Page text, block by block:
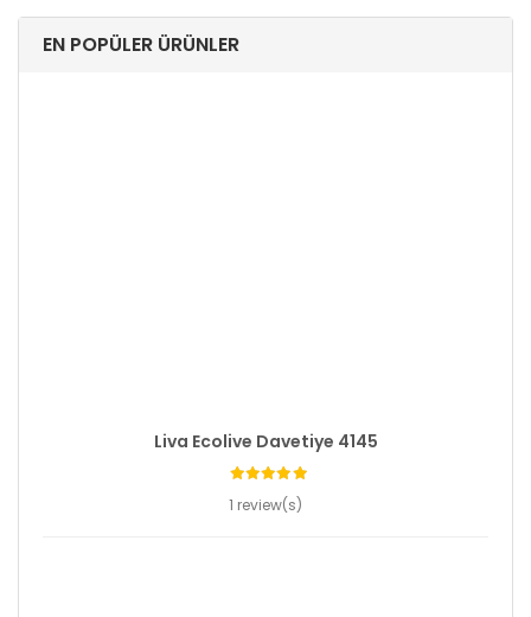
EN POPÜLER ÜRÜNLER
Liva Ecolive Davetiye 4145
1 review(s)